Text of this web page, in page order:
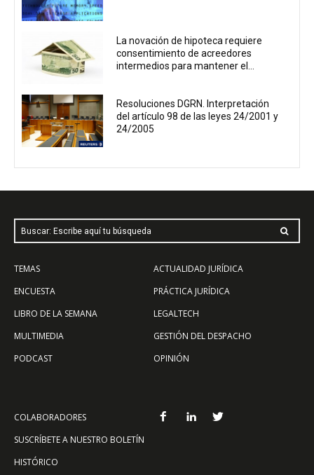
La novación de hipoteca requiere
consentimiento de acreedores
intermedios para mantener el...
Resoluciones DGRN. Interpretación
del artículo 98 de las leyes 24/2001 y
24/2005
Buscar: Escribe aquí tu búsqueda
TEMAS
ENCUESTA
LIBRO DE LA SEMANA
MULTIMEDIA
PODCAST
ACTUALIDAD JURÍDICA
PRÁCTICA JURÍDICA
LEGALTECH
GESTIÓN DEL DESPACHO
OPINIÓN
COLABORADORES
SUSCRÍBETE A NUESTRO BOLETÍN
HISTÓRICO